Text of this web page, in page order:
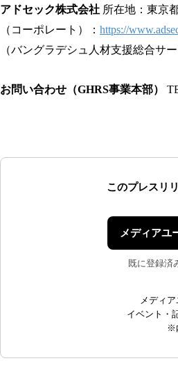
アドセック株式会社 所在地：東京
（コーポレート）： https://
（バングラデシュ人材支援総合サー
お問い合わせ（GHRS事業本部）
このプレスリ
メディアユ
既に登録済
メディ
イベント・
※